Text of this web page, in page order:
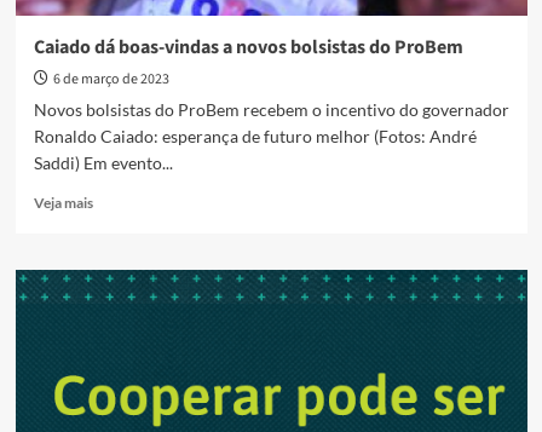
Caiado dá boas-vindas a novos bolsistas do ProBem
6 de março de 2023
Novos bolsistas do ProBem recebem o incentivo do governador
Ronaldo Caiado: esperança de futuro melhor (Fotos: André
Saddi) Em evento...
Veja maisRead
Caiado
novos
bolsistas